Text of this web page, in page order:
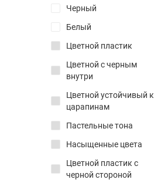
Пятнашки
Кубики Рубика
Пятнашки
Таймеры
Черный
Белый
Цветной пластик
Цветной с черным
внутри
Цветной устойчивый к
царапинам
Пастельные тона
Насыщенные цвета
Цветной пластик с
черной стороной